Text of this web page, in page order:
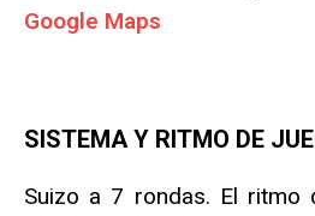
Google Maps
SISTEMA Y RITMO DE
Suizo a 7 rondas. El ritmo